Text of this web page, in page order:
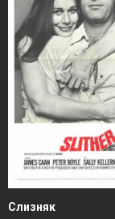
Слизняк